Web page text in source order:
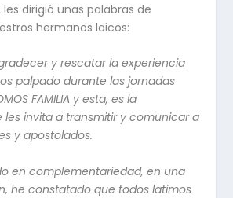
les dirigió unas palabras de
hermanos laicos:
y rescatar la experiencia
palpado durante las jornadas
FAMILIA y esta, es la
les invita a transmitir y comunicar a
y apostolados.
en complementariedad, en una
he constatado que todos latimos